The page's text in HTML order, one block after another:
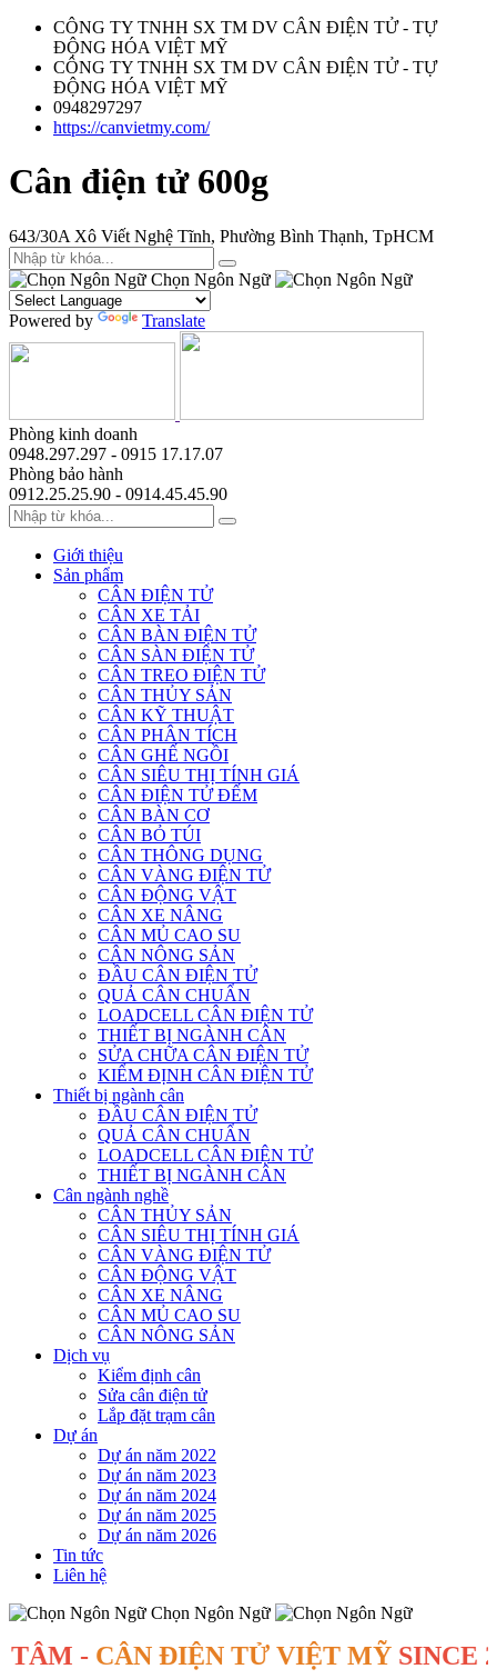
CÔNG TY TNHH SX TM DV CÂN ĐIỆN TỬ - TỰ
ĐỘNG HÓA VIỆT MỸ
CÔNG TY TNHH SX TM DV CÂN ĐIỆN TỬ - TỰ
ĐỘNG HÓA VIỆT MỸ
0948297297
https://canvietmy.com/
Cân điện tử 600g
643/30A Xô Viết Nghệ Tĩnh, Phường Bình Thạnh, TpHCM
Chọn Ngôn Ngữ
Powered by Translate
Phòng kinh doanh
0948.297.297 - 0915 17.17.07
Phòng bảo hành
0912.25.25.90 - 0914.45.45.90
Giới thiệu
Sản phẩm
CÂN ĐIỆN TỬ
CÂN XE TẢI
CÂN BÀN ĐIỆN TỬ
CÂN SÀN ĐIỆN TỬ
CÂN TREO ĐIỆN TỬ
CÂN THỦY SẢN
CÂN KỸ THUẬT
CÂN PHÂN TÍCH
CÂN GHẾ NGỒI
CÂN SIÊU THỊ TÍNH GIÁ
CÂN ĐIỆN TỬ ĐẾM
CÂN BÀN CƠ
CÂN BỎ TÚI
CÂN THÔNG DỤNG
CÂN VÀNG ĐIỆN TỬ
CÂN ĐỘNG VẬT
CÂN XE NÂNG
CÂN MỦ CAO SU
CÂN NÔNG SẢN
ĐẦU CÂN ĐIỆN TỬ
QUẢ CÂN CHUẨN
LOADCELL CÂN ĐIỆN TỬ
THIẾT BỊ NGÀNH CÂN
SỬA CHỮA CÂN ĐIỆN TỬ
KIỂM ĐỊNH CÂN ĐIỆN TỬ
Thiết bị ngành cân
ĐẦU CÂN ĐIỆN TỬ
QUẢ CÂN CHUẨN
LOADCELL CÂN ĐIỆN TỬ
THIẾT BỊ NGÀNH CÂN
Cân ngành nghề
CÂN THỦY SẢN
CÂN SIÊU THỊ TÍNH GIÁ
CÂN VÀNG ĐIỆN TỬ
CÂN ĐỘNG VẬT
CÂN XE NÂNG
CÂN MỦ CAO SU
CÂN NÔNG SẢN
Dịch vụ
Kiểm định cân
Sửa cân điện tử
Lắp đặt trạm cân
Dự án
Dự án năm 2022
Dự án năm 2023
Dự án năm 2024
Dự án năm 2025
Dự án năm 2026
Tin tức
Liên hệ
Chọn Ngôn Ngữ
-CÂN ĐIỆN TỬ VIỆT MỸ SINCE 2007 -